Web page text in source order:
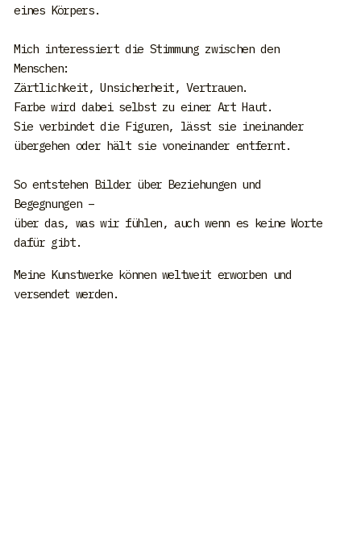
eines Körpers.
Mich interessiert die Stimmung zwischen den
Menschen:
Zärtlichkeit, Unsicherheit, Vertrauen.
Farbe wird dabei selbst zu einer Art Haut.
Sie verbindet die Figuren, lässt sie ineinander
übergehen oder hält sie voneinander entfernt.
So entstehen Bilder über Beziehungen und
Begegnungen –
über das, was wir fühlen, auch wenn es keine Worte
dafür gibt.
Meine Kunstwerke können weltweit erworben und
versendet werden.